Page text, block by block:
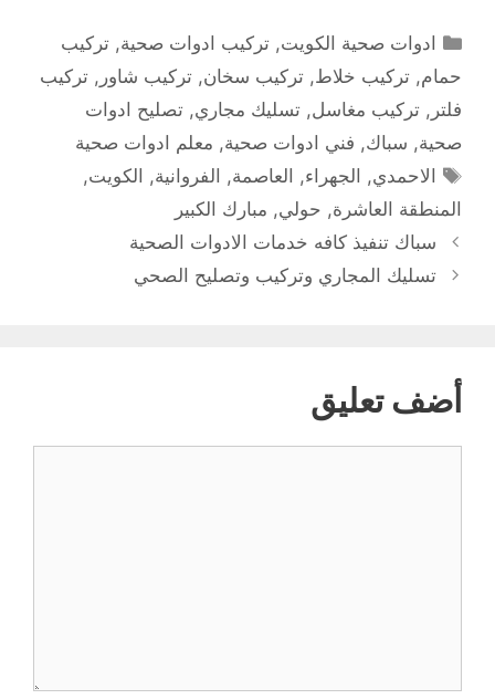
التصنيفات
ادوات صحية الكويت,تركيب ادوات صحية,تركيب
حمام, تركيب خلاط, تركيب سخان, تركيب شاور , تركيب
فلتر , تركيب مغاسل, تسليك مجاري, تصليح ادوات
صحية, سباك, فني ادوات صحية, معلم ادوات صحية
الوسوم
الاحمدي, الجهراء, العاصمة, الفروانية, الكويت,
المنطقة العاشرة, حولي, مبارك الكبير
سباك تنفيذ كافه خدمات الادوات الصحية
تسليك المجاري وتركيب وتصليح الصحي
أضف تعليق